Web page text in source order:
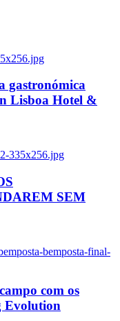
gastronómica
Lisboa Hotel &
335x256.jpg
SEM
bemposta-final-
com os
Evolution